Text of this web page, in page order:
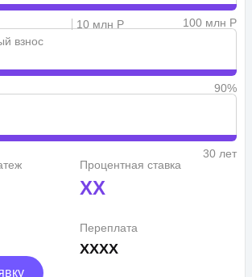
10 млн Р
100 млн Р
взнос
90%
30 лет
Процентная ставка
XX
Переплата
XXXX